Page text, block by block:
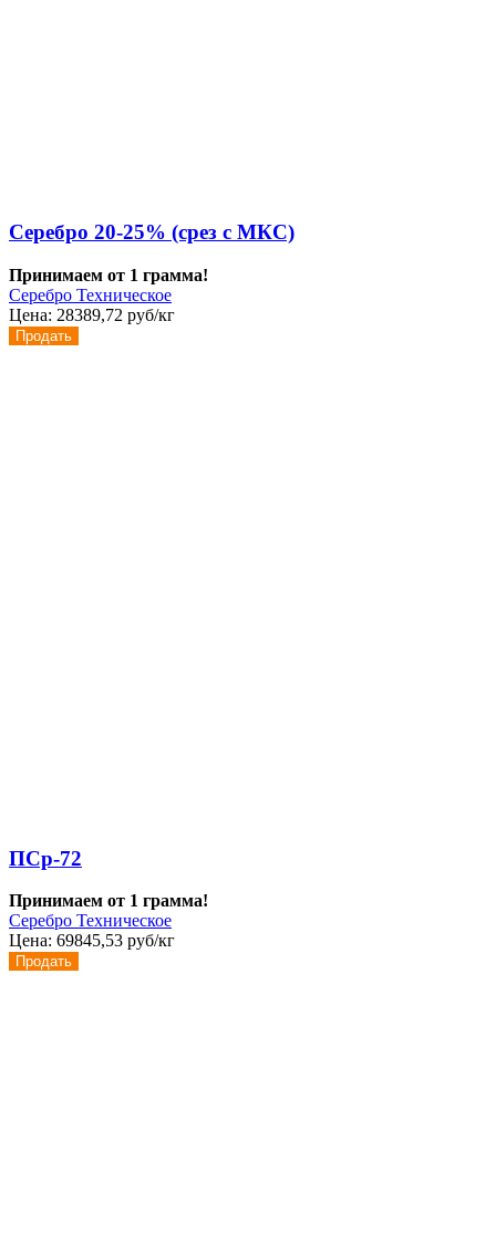
Серебро 20-25% (срез с МКС)
Принимаем от 1 грамма!
Серебро Техническое
Цена: 28389,72 руб/кг
Продать
ПСр-72
Принимаем от 1 грамма!
Серебро Техническое
Цена: 69845,53 руб/кг
Продать